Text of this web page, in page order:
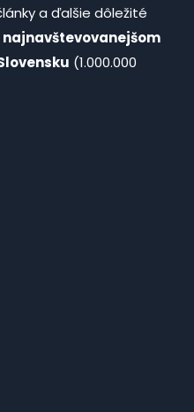
a ďalšie dôležité
najnavštevovanejšom
(1.000.000